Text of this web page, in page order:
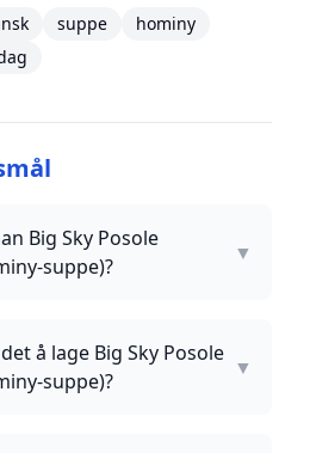
suppe
hominy
Big Sky Posole
suppe)?
▼
å lage Big Sky Posole
suppe)?
▼